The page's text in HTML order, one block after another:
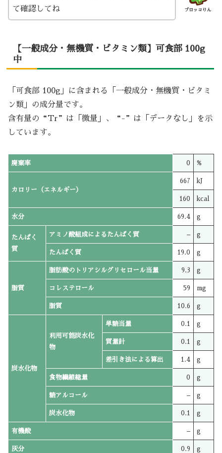
ブロッコりん
て確認してね
【一般成分・無機質・ビタミン類】可食部 100g
中
「可食部 100g」に含まれる「一般成分・無機質・ビタミ
ン類」の成分量です。
含有量の“Tr”は「微量」、“-”は「データなし」を示
しています。
廃棄率 0 %
カロリー（エネルギー）
667 kJ
160 kcal
水分 69.4 g
たんぱく
質
アミノ酸組成によるたんぱく質 – g
たんぱく質 19.0 g
脂質
脂肪酸のトリアシルグリセロール当量 9.3 g
コレステロール 59 mg
脂質 10.6 g
炭水化物
利用可能炭水化
物
単糖当量 0.1 g
質量計 0.1 g
差引き法による算出 1.4 g
食物繊維総量 0 g
糖アルコール – g
炭水化物 0.1 g
有機酸 – g
灰分 0.9 g